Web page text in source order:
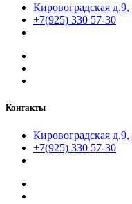
Кировоградская
+7(925) 330 57-30
Контакты
Кировоградская
+7(925) 330 57-30